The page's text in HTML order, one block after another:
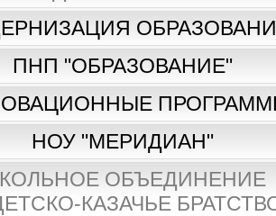
ПНП "ОБРАЗОВАНИЕ"
НОУ "МЕРИДИАН"
ОБЪЕДИНЕНИЕ
КАЗАЧЬЕ